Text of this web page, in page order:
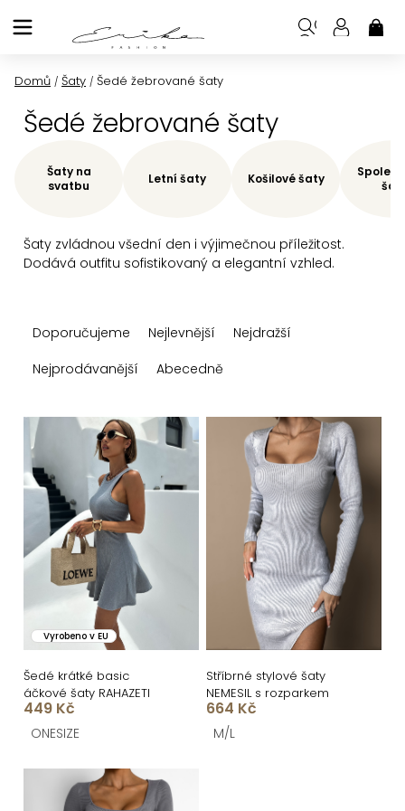
na
Domů / Šaty / Šedé žebrované šaty
Šedé žebrované šaty
Šaty zvládnou všední den i výjimečnou příležitost.
Dodává outfitu sofistikovaný a elegantní vzhled.
Šaty na
svatbu
Letní šaty Košilové šaty
a
n
p
o
d
t
ů
Doporučujeme Nejlevnější
Nejdražší
Nejprodávanější
Abecedně
V
ý
p
i
s
p
o
d
u
k
ů
Vyrobeno v EU
Šedé krátké basic
áčkové šaty RAHAZETI
449 Kč
ONESIZE
Stříbrné stylové šaty
NEMESIL s rozparkem
664 Kč
M/L